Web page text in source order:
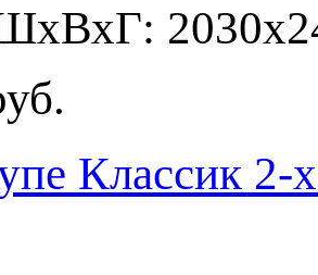
Классик 2-